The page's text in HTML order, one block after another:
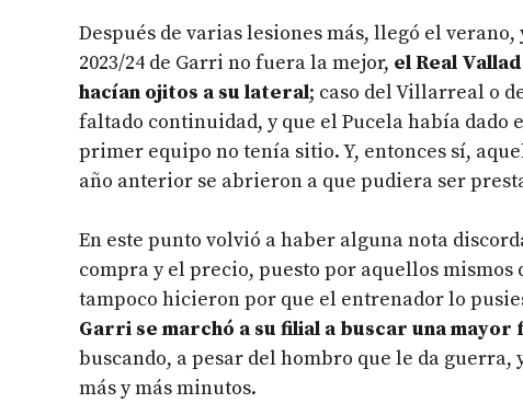
Después de varias lesiones más, llegó el
2023/24 de Garri no fuera la mejor, el Real
hacían ojitos a su lateral; caso del Villarreal o
faltado continuidad, y que el Pucela había dado
primer equipo no tenía sitio. Y, entonces sí,
año anterior se abrieron a que pudiera ser
En este punto volvió a haber alguna nota
compra y el precio, puesto por aquellos
tampoco hicieron por que el entrenador lo
Garri se marchó a su filial a buscar una
buscando, a pesar del hombro que le da guerra,
más y más minutos.